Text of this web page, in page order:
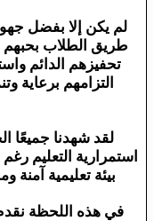
لم يكن إلا بفضل
طريق الطلاب بحبهم
تحفيزهم الدائم
التزامهم برعاية
لقد شهدنا جميعًا
استمرارية التعليم
بيئة تعليمية
في هذه اللحظة